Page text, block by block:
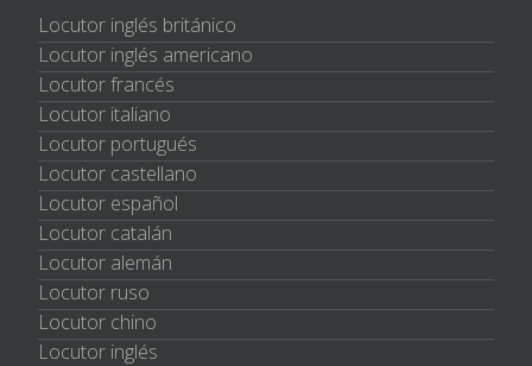
Locutor inglés británico
Locutor inglés americano
Locutor francés
Locutor italiano
Locutor portugués
Locutor castellano
Locutor español
Locutor catalán
Locutor alemán
Locutor ruso
Locutor chino
Locutor inglés